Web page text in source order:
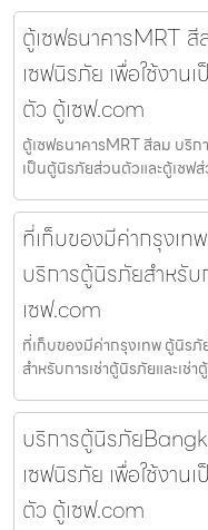
ตู้เซฟธนาคารMRT
เซฟนิรภัย เพื่อใช้งา
ตัว ตู้เซฟ.com
ตู้เซฟธนาคารMRT สีลม บริก
เป็นตู้นิรภัยส่วนตัวและตู้เซ
ที่เก็บของมีค่ากรุงเทพ
บริการตู้นิรภัยสำหรับ
เซฟ.com
ที่เก็บของมีค่ากรุงเทพ ตู้นิรภั
สำหรับการเช่าตู้นิรภัยและเช่
บริการตู้นิรภัย
เซฟนิรภัย เพื่อใช้งา
ตัว ตู้เซฟ.com